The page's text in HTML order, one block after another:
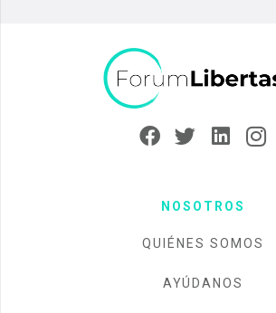
NOSOTROS
QUIÉNES SOMOS
AYÚDANOS